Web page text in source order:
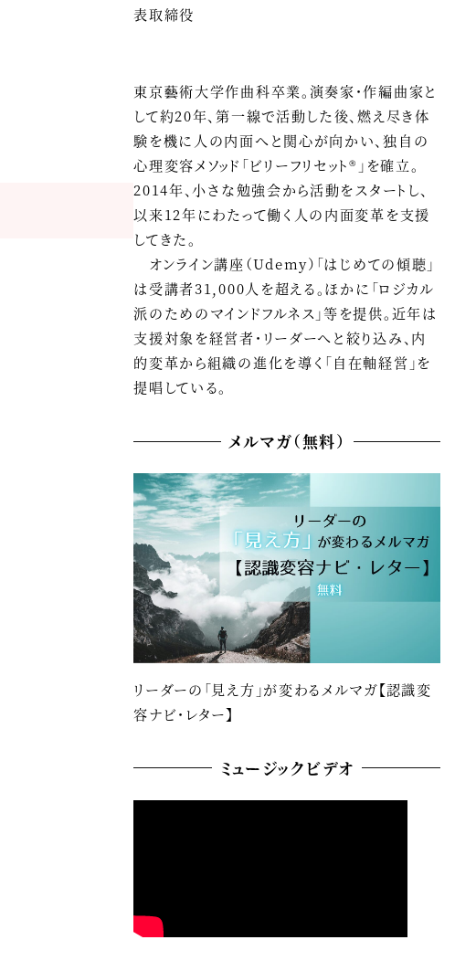
表取締役
東京藝術大学作曲科卒業。演奏家・作編曲家と
して約20年、第一線で活動した後、燃え尽き体
験を機に人の内面へと関心が向かい、独自の
心理変容メソッド「ビリーフリセット®」を確立。
2014年、小さな勉強会から活動をスタートし、
以来12年にわたって働く人の内面変革を支援
してきた。
オンライン講座（Udemy）「はじめての傾聴」
は受講者31,000人を超える。ほかに「ロジカル
派のためのマインドフルネス」等を提供。近年は
支援対象を経営者・リーダーへと絞り込み、内
的変革から組織の進化を導く「自在軸経営」を
提唱している。
メルマガ（無料）
リーダーの「見え方」が変わるメルマガ【認識変
容ナビ・レター】
ミュージックビデオ